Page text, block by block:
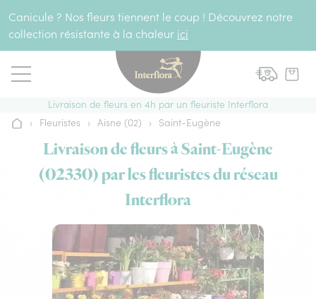
Canicule ? Nos fleurs tiennent le coup ! Découvrez notre
collection résistante à la chaleur ici
Livraison de fleurs en 4h par un fleuriste Interflora
Accueil
› Fleuristes › Aisne (02) › Saint-Eugène
Livraison de fleurs à Saint-Eugène
(02330) par les fleuristes du réseau
Interflora